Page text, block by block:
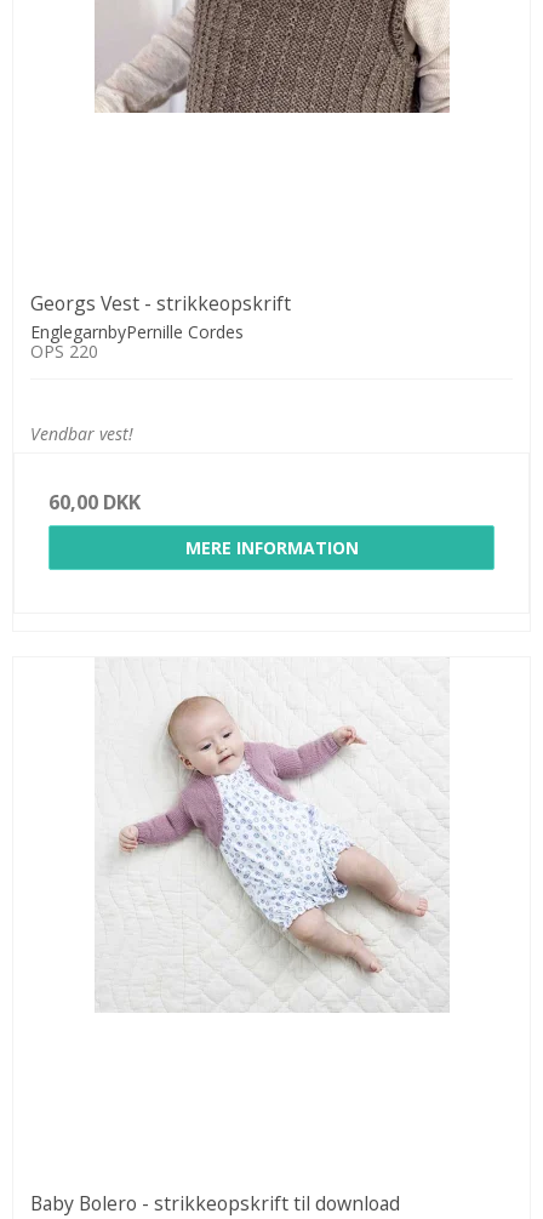
Georgs Vest - strikkeopskrift
EnglegarnbyPernille Cordes
OPS 220
Vendbar vest!
60,00 DKK
MERE INFORMATION
Baby Bolero - strikkeopskrift til download